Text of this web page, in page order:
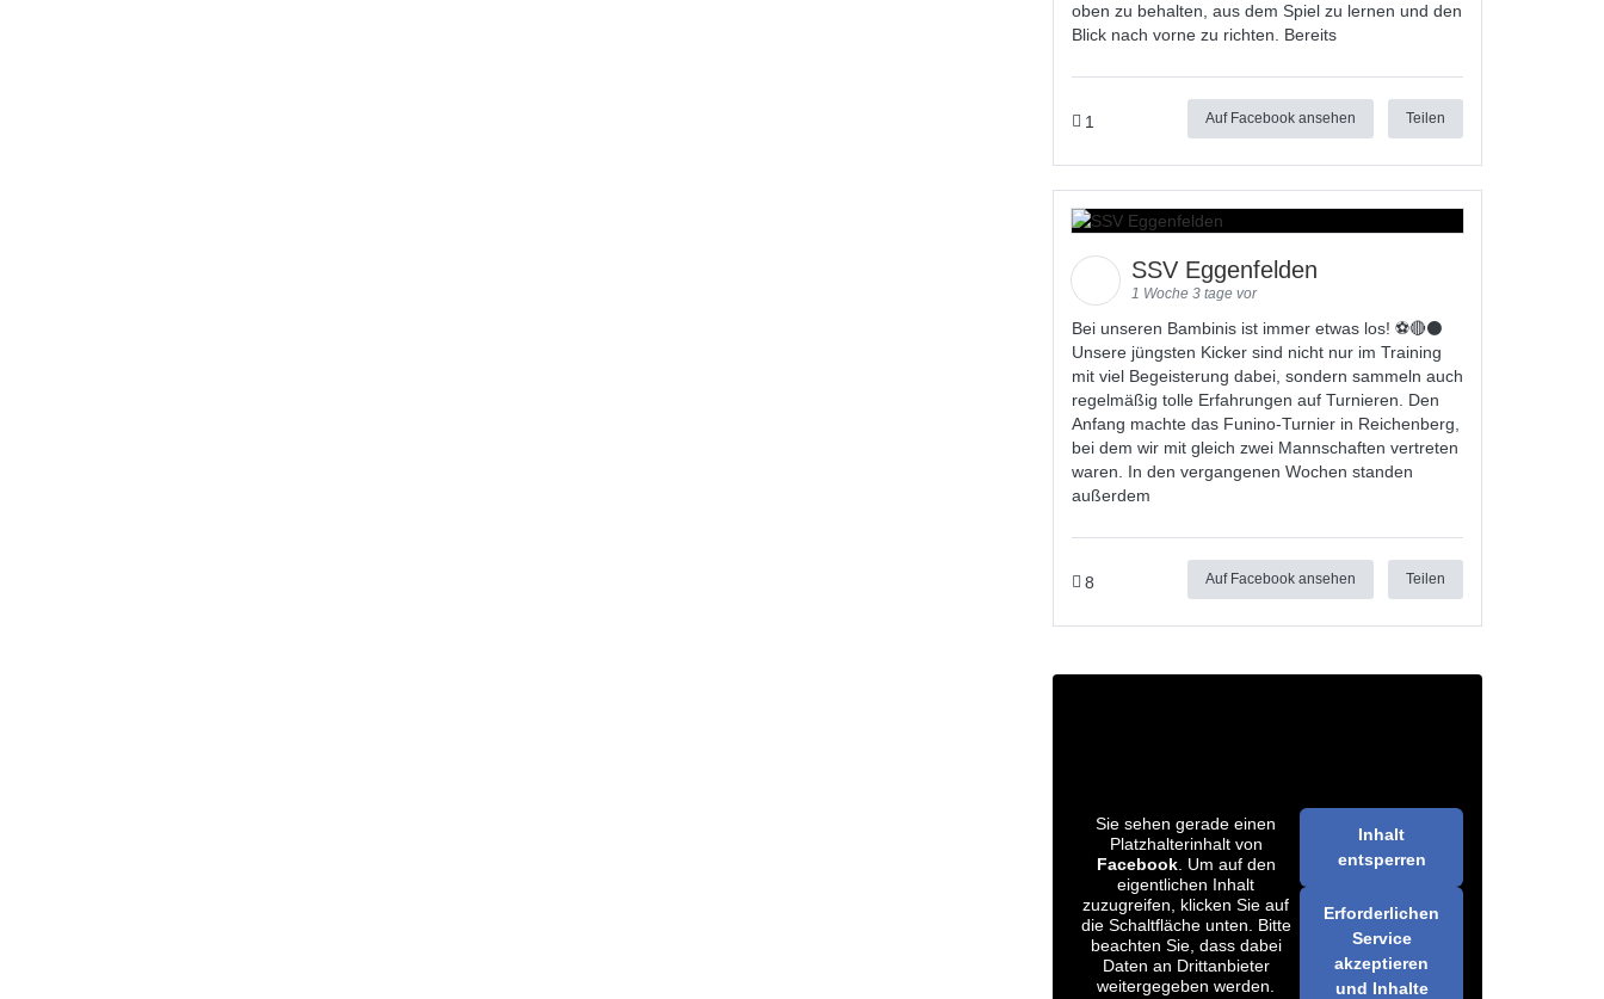
oben zu behalten, aus dem Spiel zu lernen und den
Blick nach vorne zu richten. Bereits
1 Auf Facebook ansehen Teilen
SSV Eggenfelden
1 Woche 3 tage vor
Bei unseren Bambinis ist immer etwas los! ⚽️🔴⚫
Unsere jüngsten Kicker sind nicht nur im Training
mit viel Begeisterung dabei, sondern sammeln auch
regelmäßig tolle Erfahrungen auf Turnieren. Den
Anfang machte das Funino-Turnier in Reichenberg,
bei dem wir mit gleich zwei Mannschaften vertreten
waren. In den vergangenen Wochen standen
außerdem
8 Auf Facebook ansehen Teilen
Sie sehen gerade einen
Platzhalterinhalt von
Facebook. Um auf den
eigentlichen Inhalt
zuzugreifen, klicken Sie auf
die Schaltfläche unten. Bitte
beachten Sie, dass dabei
Daten an Drittanbieter
weitergegeben werden.
Inhalt
entsperren
Erforderlichen
Service
akzeptieren
und Inhalte